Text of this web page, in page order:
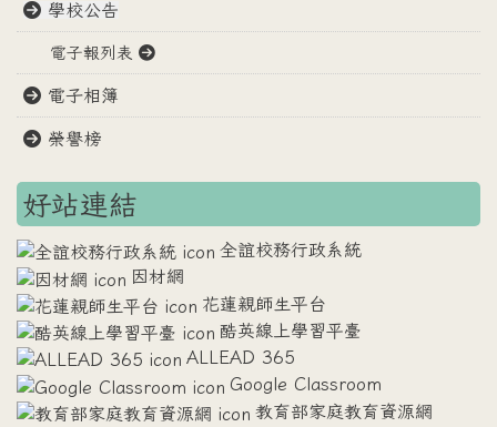
學校公告
電子報列表
電子相簿
榮譽榜
好站連結
全誼校務行政系統
因材網
花蓮親師生平台
酷英線上學習平臺
ALLEAD 365
Google Classroom
教育部家庭教育資源網